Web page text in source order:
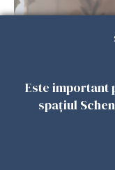
Vrei să te muți
Este important
spațiul